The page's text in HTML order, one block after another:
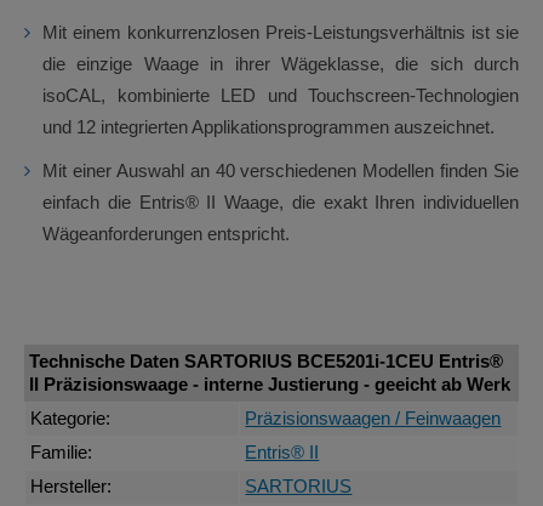
Mit einem konkurrenzlosen Preis-Leistungsverhältnis ist sie
die einzige Waage in ihrer Wägeklasse, die sich durch
isoCAL, kombinierte LED und Touchscreen-Technologien
und 12 integrierten Applikationsprogrammen auszeichnet.
Mit einer Auswahl an 40 verschiedenen Modellen finden Sie
einfach die Entris® II Waage, die exakt Ihren individuellen
Wägeanforderungen entspricht.
Technische Daten SARTORIUS BCE5201i-1CEU Entris®
II Präzisionswaage - interne Justierung - geeicht ab Werk
Kategorie:
Präzisionswaagen / Feinwaagen
Familie:
Entris® II
Hersteller:
SARTORIUS